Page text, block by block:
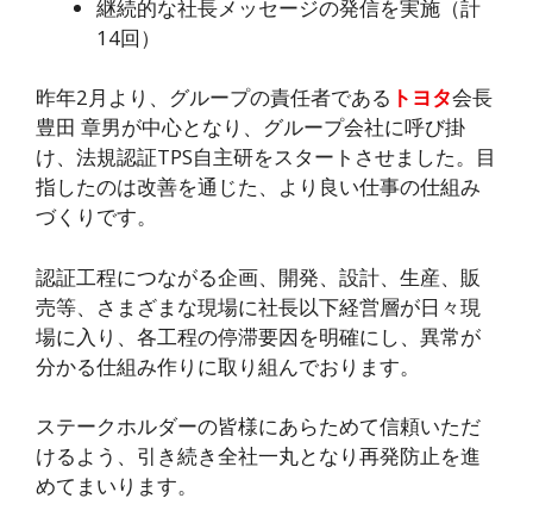
継続的な社長メッセージの発信を実施（計
14回）
昨年2月より、グループの責任者である トヨタ会長
豊田 章男が中心となり、グループ会社に呼び掛
け、法規認証TPS自主研をスタートさせました。目
指したのは改善を通じた、より良い仕事の仕組み
づくりです。
認証工程につながる企画、開発、設計、生産、販
売等、さまざまな現場に社長以下経営層が日々現
場に入り、各工程の停滞要因を明確にし、異常が
分かる仕組み作りに取り組んでおります。
ステークホルダーの皆様にあらためて信頼いただ
けるよう、引き続き全社一丸となり再発防止を進
めてまいります。